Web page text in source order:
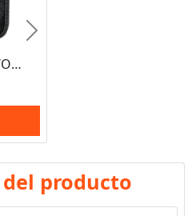
41A JUEGO DE 5 PUNTOS PARA CENTRAR Y MARCAR 90GRADOSURREA
Siguiente
producto